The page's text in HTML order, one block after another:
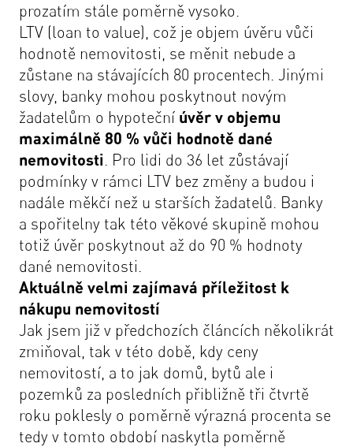
prozatím stále poměrně vysoko.
LTV (loan to value), což je objem úvěru vůči
hodnotě nemovitosti, se měnit nebude a
zůstane na stávajících 80 procentech. Jinými
slovy, banky mohou poskytnout novým
žadatelům o hypoteční úvěr v objemu
maximálně 80 % vůči hodnotě dané
nemovitosti. Pro lidi do 36 let zůstávají
podmínky v rámci LTV bez změny a budou i
nadále měkčí než u starších žadatelů. Banky
a spořitelny tak této věkové skupině mohou
totiž úvěr poskytnout až do 90 % hodnoty
dané nemovitosti.
Aktuálně velmi zajímavá příležitost k
nákupu nemovitostí
Jak jsem již v předchozích článcích několikrát
zmiňoval, tak v této době, kdy ceny
nemovitostí, a to jak domů, bytů ale i
pozemků za posledních přibližně tři čtvrtě
roku poklesly o poměrně výrazná procenta se
tedy v tomto období naskytla poměrně